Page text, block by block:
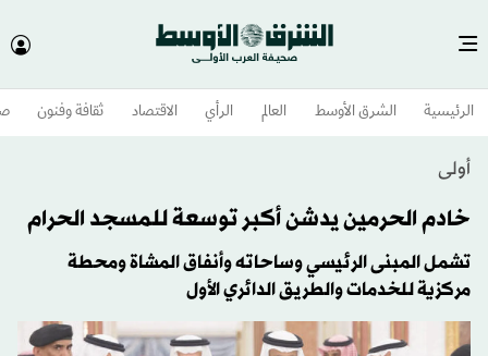
الرئيسية الشرق الأوسط​ العالم الرأي الاقتصاد ثقافة وفنون
أولى
خادم الحرمين يدشن أكبر توسعة للمسجد الحرام
تشمل المبنى الرئيسي وساحاته وأنفاق المشاة ومحطة
مركزية للخدمات والطريق الدائري الأول